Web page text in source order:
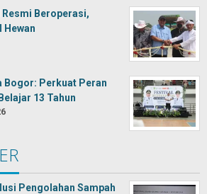
Beroperasi,
Hewan
Bogor: Perkuat Peran
13 Tahun
Pengolahan Sampah